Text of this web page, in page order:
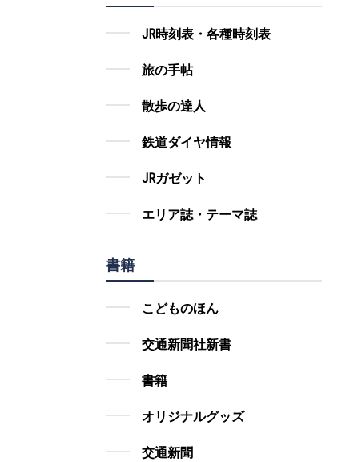
JR時刻表・各種時刻表
旅の手帖
散歩の達人
鉄道ダイヤ情報
JRガゼット
エリア誌・テーマ誌
書籍
こどものほん
交通新聞社新書
書籍
オリジナルグッズ
交通新聞